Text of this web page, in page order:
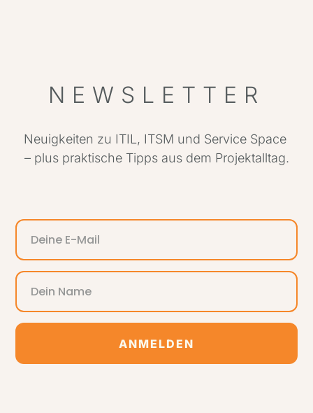
NEWSLETTER
Neuigkeiten zu ITIL, ITSM und Service Space
– plus praktische Tipps aus dem Projektalltag.
ANMELDEN